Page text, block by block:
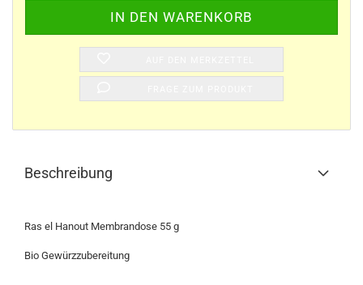
Beschreibung
Ras el Hanout Membrandose 55 g
Bio Gewürzzubereitung